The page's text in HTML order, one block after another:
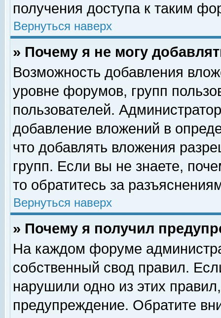
получения доступа к таким
Вернуться наверх
» Почему я не могу
Возможность добавления
уровне форумов, групп
пользователей.
добавление вложений в
что добавлять вложения
групп. Если вы не знаете,
то обратитесь за
Вернуться наверх
» Почему я получил
На каждом форуме
собственный свод правил.
нарушили одно из этих
предупреждение. Обратите